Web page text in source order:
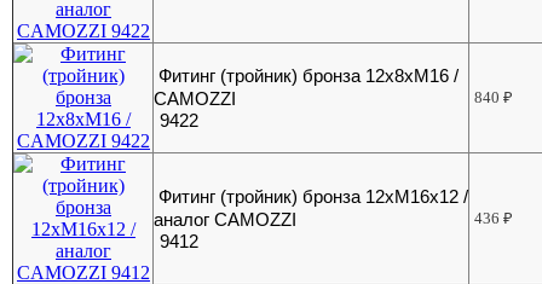
Фитинг (тройник) бронза 12х8хМ16 /
CAMOZZI
9422
840₽
Фитинг (тройник) бронза 12хМ16х12 /
аналог CAMOZZI
9412
436₽